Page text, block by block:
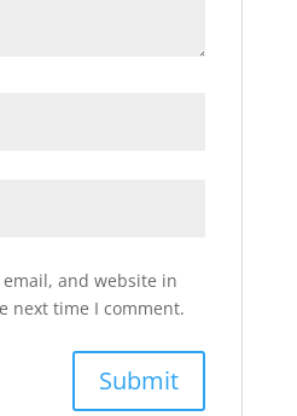
email, and website in
next time I comment.